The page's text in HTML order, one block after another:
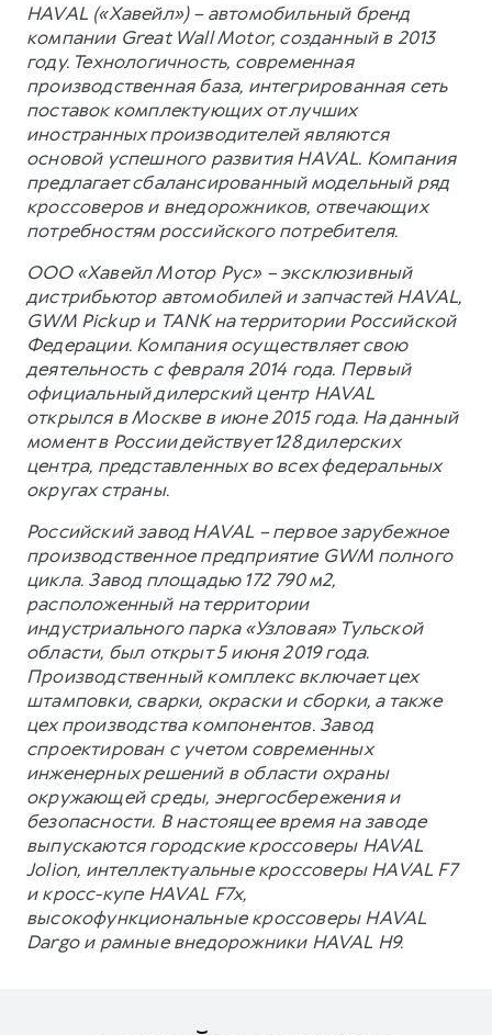
HAVAL («Хавейл») – автомобильный бренд
компании Great Wall Motor, созданный в 2013
году. Технологичность, современная
производственная база, интегрированная сеть
поставок комплектующих от лучших
иностранных производителей являются
основой успешного развития HAVAL. Компания
предлагает сбалансированный модельный ряд
кроссоверов и внедорожников, отвечающих
потребностям российского потребителя.
ООО «Хавейл Мотор Рус» – эксклюзивный
дистрибьютор автомобилей и запчастей HAVAL,
GWM Pickup и TANK на территории Российской
Федерации. Компания осуществляет свою
деятельность с февраля 2014 года. Первый
официальный дилерский центр HAVAL
открылся в Москве в июне 2015 года. На данный
момент в России действует 128 дилерских
центра, представленных во всех федеральных
округах страны.
Российский завод HAVAL – первое зарубежное
производственное предприятие GWM полного
цикла. Завод площадью 172 790 м2,
расположенный на территории
индустриального парка «Узловая» Тульской
области, был открыт 5 июня 2019 года.
Производственный комплекс включает цех
штамповки, сварки, окраски и сборки, а также
цех производства компонентов. Завод
спроектирован с учетом современных
инженерных решений в области охраны
окружающей среды, энергосбережения и
безопасности. В настоящее время на заводе
выпускаются городские кроссоверы HAVAL
Jolion, интеллектуальные кроссоверы HAVAL F7
и кросс-купе HAVAL F7x,
высокофункциональные кроссоверы HAVAL
Dargo и рамные внедорожники HAVAL H9.